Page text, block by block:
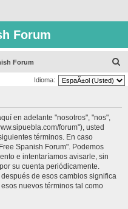
Forum
Forum
u
Idioma:
en adelante "nosotros", "nos",
forum"), usted
términos. En caso
Spanish Forum". Podemos
e intentaríamos avisarle, sin
su cuenta periódicamente.
de esos cambios significa
nuevos términos tal como